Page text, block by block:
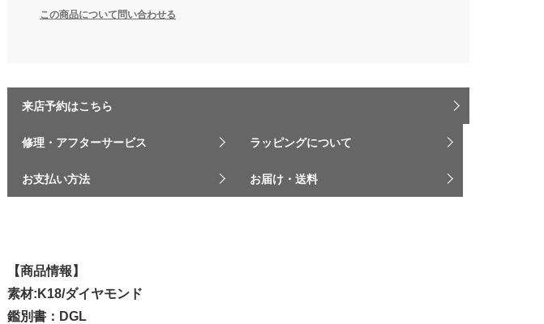
この商品について問い合わせる
来店予約はこちら
修理・アフターサービス ラッピングについて
お支払い方法 お届け・送料
【商品情報】
素材:K18/ダイヤモンド
鑑別書：DGL